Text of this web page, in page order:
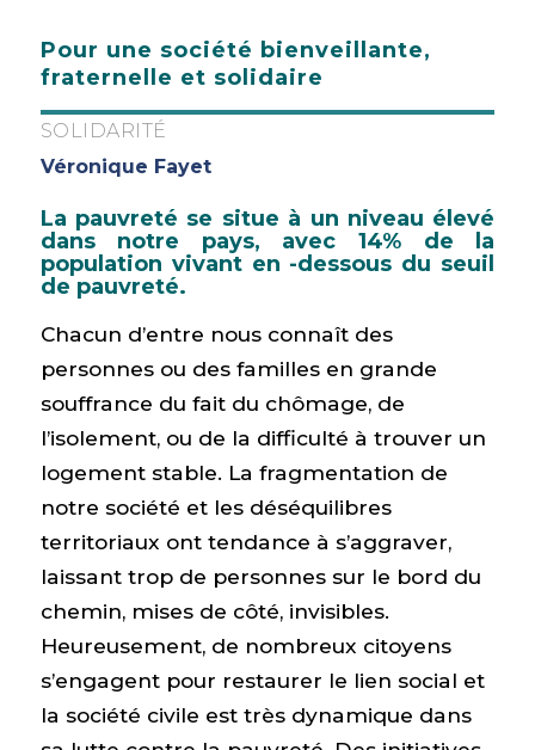
Pour une société bienveillante,
fraternelle et solidaire
SOLIDARITÉ
Véronique Fayet
La pauvreté se situe à un niveau élevé
dans notre pays, avec 14% de la
population vivant en -dessous du seuil
de pauvreté.
Chacun d’entre nous connaît des
personnes ou des familles en grande
souffrance du fait du chômage, de
l’isolement, ou de la difficulté à trouver un
logement stable. La fragmentation de
notre société et les déséquilibres
territoriaux ont tendance à s’aggraver,
laissant trop de personnes sur le bord du
chemin, mises de côté, invisibles.
Heureusement, de nombreux citoyens
s’engagent pour restaurer le lien social et
la société civile est très dynamique dans